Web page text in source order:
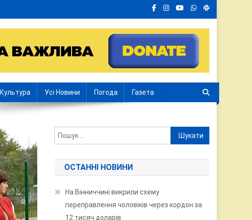
Культура Усі Новини Погода Газета
Пошук:
ОСТАННІ НОВИНИ
На Вінниччині викрили схему
переправлення чоловіків через кордон за
12 тисяч доларів